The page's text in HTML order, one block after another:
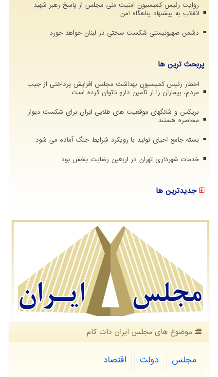
روایت رئیس کمیسیون امنیت ملی مجلس از پاسخ رهبر شهید
انقلاب به پیشنهاد پناهگاه امن
دشمن صهیونیستی شکست سختی در لبنان خواهد خورد
پربحث ترین ها
اخطار رئیس کمیسیون بهداشت مجلس افزایش پرداختی از جیب
مردم، بیماران را از تأمین دارو ناتوان کرده است
بریکس و شانگهای موقعیت های طلایی ایران برای شکست دیوار
محاصره هستند
بسته جامع احیای تولید با رویکرد شرایط جنگ آماده می شود
خدمات شهرداری تهران در اربعین رضایت بخش بود
جدیدترین ها
موضوع های مجلس ایران دات كام
مجلس دولت
اقتصاد